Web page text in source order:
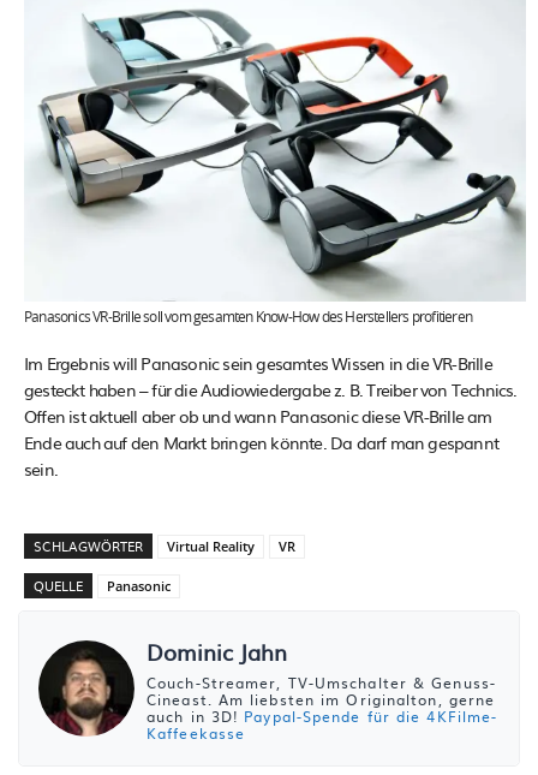
Panasonics VR-Brille soll vom gesamten Know-How des Herstellers profitieren
Im Ergebnis will Panasonic sein gesamtes Wissen in die VR-Brille
gesteckt haben – für die Audiowiedergabe z. B. Treiber von Technics.
Offen ist aktuell aber ob und wann Panasonic diese VR-Brille am
Ende auch auf den Markt bringen könnte. Da darf man gespannt
sein.
SCHLAGWÖRTER Virtual Reality VR
QUELLE Panasonic
Dominic Jahn
Couch-Streamer, TV-Umschalter & Genuss-
Cineast. Am liebsten im Originalton, gerne
auch in 3D! Paypal-Spende für die 4KFilme-
Kaffeekasse